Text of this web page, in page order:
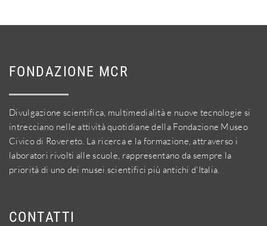
FONDAZIONE MCR
Divulgazione scientifica, multimedialità e nuove tecnologie si
intrecciano nelle attività quotidiane della Fondazione Museo
Civico di Rovereto. La ricerca e la formazione, attraverso i
laboratori rivolti alle scuole, rappresentano da sempre la
priorità di uno dei musei scientifici più antichi d'Italia.
CONTATTI